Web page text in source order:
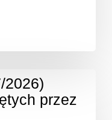
2026)
przez